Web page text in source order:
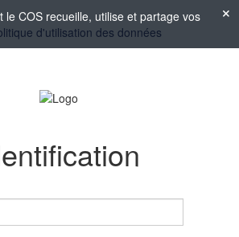
le COS recueille, utilise et partage vos
d'utilisation des données